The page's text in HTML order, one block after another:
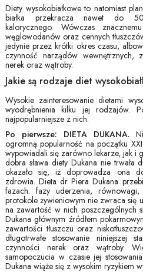
Diety wysokobiałkowe to natomiast
białka przekracza nawet do
kalorycznego. Wówczas
węglowodanów oraz cennych
jedynie przez krótki okres czasu,
czynność narządów wewnętrznych,
nerek oraz wątroby.
Jakie są rodzaje diet
Wysokie zainteresowanie dietami
wyodrębnienia kilku jej rodzajów.
najpopularniejsze z nich.
Po pierwsze: DIETA DUKANA.
ogromną popularność na początku
wypowiadali się zarówno lekarze, jak i
dobra sława diety Dukana nie trwała
okazało się, iż doprowadza ona
zdrowia. Dieta dr Piera Dukana
fazach: fazy uderzenia,
protokole żywieniowym nie zwraca się
na zawartość w nich poszczególnych
Dukana głównym źródłem
zawartości tłuszczu oraz
długotrwałe stosowanie niniejszej
czynności nerek oraz wątroby.
samopoczucia w czasie jej
Dukana wiąże się z wysokim ryzykiem